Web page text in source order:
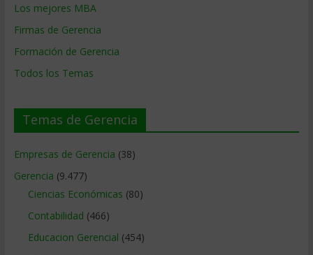
Los mejores MBA
Firmas de Gerencia
Formación de Gerencia
Todos los Temas
Temas de Gerencia
Empresas de Gerencia (38)
Gerencia (9.477)
Ciencias Económicas (80)
Contabilidad (466)
Educacion Gerencial (454)